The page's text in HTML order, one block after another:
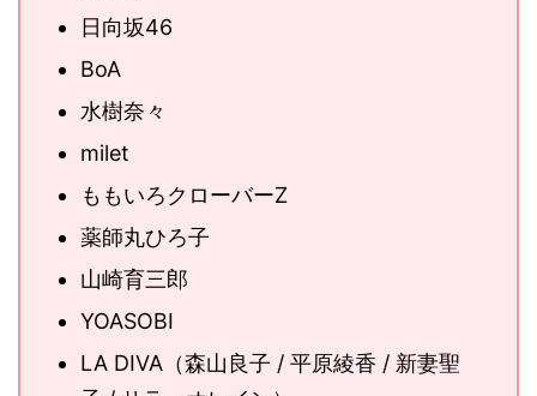
日向坂46
BoA
水樹奈々
milet
ももいろクローバーZ
薬師丸ひろ子
山崎育三郎
YOASOBI
LA DIVA（森山良子 / 平原綾香 / 新妻聖